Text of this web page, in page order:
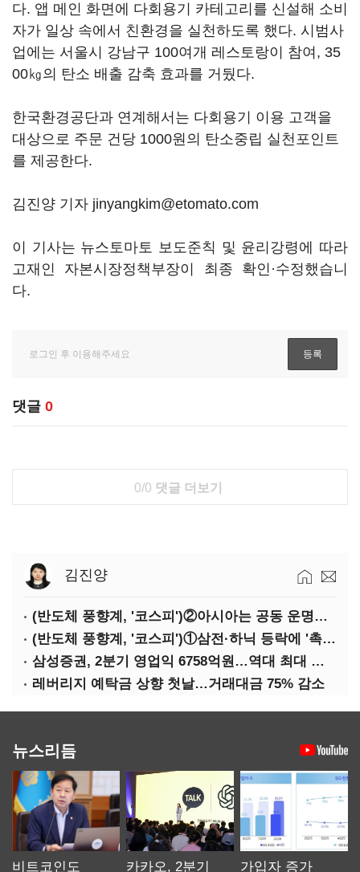
다. 앱 메인 화면에 다회용기 카테고리를 신설해 소비
자가 일상 속에서 친환경을 실천하도록 했다. 시범사
업에는 서울시 강남구 100여개 레스토랑이 참여, 35
00㎏의 탄소 배출 감축 효과를 거뒀다.
한국환경공단과 연계해서는 다회용기 이용 고객을
대상으로 주문 건당 1000원의 탄소중립 실천포인트
를 제공한다.
김진양 기자 jinyangkim@etomato.com
이 기사는 뉴스토마토 보도준칙 및 윤리강령에 따라
고재인 자본시장정책부장이 최종 확인·수정했습니
다.
댓글 0
0/0 댓글 더보기
김진양
(반도체 풍향계, '코스피')②아시아는 공동 운명체?…일본·대만도 '동반 출렁'
(반도체 풍향계, '코스피')①삼전·하닉 등락에 '촉각'…코스피·나스닥 '한 몸'
삼성증권, 2분기 영업익 6758억원…역대 최대 경신
레버리지 예탁금 상향 첫날…거래대금 75% 감소
뉴스리듬
비트코인도
카카오, 2분기
가입자 증가